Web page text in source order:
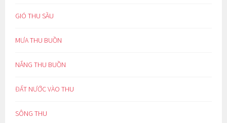
GIÓ THU SẦU
MƯA THU BUỒN
NẮNG THU BUỒN
ĐẤT NƯỚC VÀO THU
SÔNG THU